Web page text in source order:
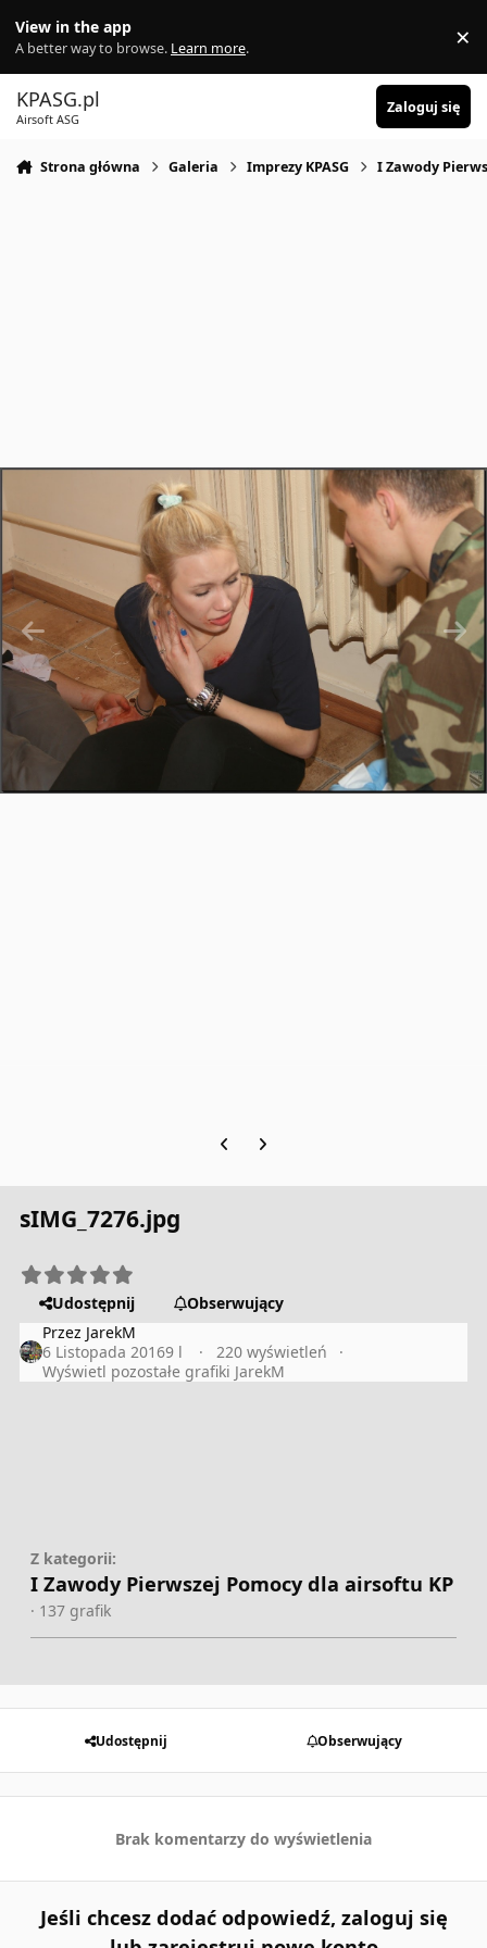
View in the app
A better way to browse. Learn more. ×
KPASG.pl
Airsoft ASG
Zaloguj się
Strona główna Galeria Imprezy KPASG I Zawody
Previous carousel slide
Next carousel slide
sIMG_7276.jpg
Udostępnij
Obserwujący
Przez JarekM
6 Listopada 20169 l
220 wyświetleń
Wyświetl pozostałe grafiki JarekM
Z kategorii:
I Zawody Pierwszej Pomocy dla airsoftu KP
· 137 grafik
Udostępnij Obserwujący
Brak komentarzy do wyświetlenia
Jeśli chcesz dodać odpowiedź, zaloguj się